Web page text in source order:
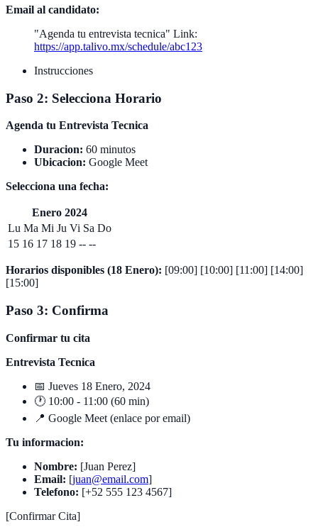
Email al candidato:
"Agenda tu entrevista tecnica" Link:
https://app.talivo.mx/schedule/abc123
Instrucciones
Paso 2: Selecciona Horario
Agenda tu Entrevista Tecnica
Duracion: 60 minutos
Ubicacion: Google Meet
Selecciona una fecha:
Enero 2024
Lu Ma Mi Ju Vi Sa Do
15 16 17 18 19 -- --
Horarios disponibles (18 Enero): [09:00] [10:00] [11:00] [14:00]
[15:00]
Paso 3: Confirma
Confirmar tu cita
Entrevista Tecnica
📅 Jueves 18 Enero, 2024
🕐 10:00 - 11:00 (60 min)
📍 Google Meet (enlace por email)
Tu informacion:
Nombre: [Juan Perez]
Email: [juan@email.com]
Telefono: [+52 555 123 4567]
[Confirmar Cita]